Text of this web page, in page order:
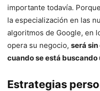
importante todavía.
la especialización en las
algoritmos de Google, en
opera su negocio, será
cuando se está buscando
Estrategias